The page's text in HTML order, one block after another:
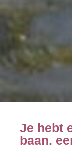
Je hebt
baan,